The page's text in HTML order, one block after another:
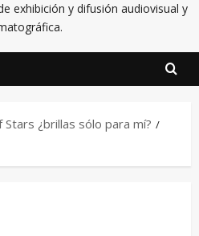
exhibición y difusión audiovisual y
Stars ¿brillas sólo para mí?